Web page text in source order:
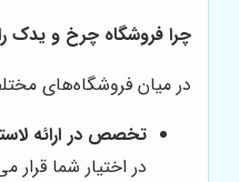
چرا فروشگاه چرخ و یدک
در میان فروشگاه‌های
تخصص در ارائه
در اختیار شما قرار